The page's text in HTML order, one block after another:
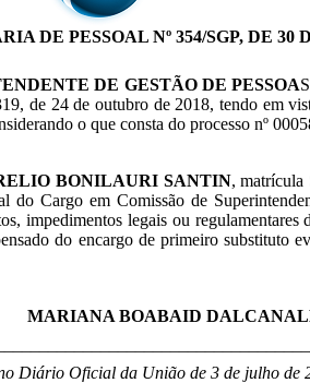
DE PESSOAL Nº 354/SGP, DE 30
DE GESTÃO DE PESSOA
de 24 de outubro de 2018, tendo em
o que consta do processo nº
BONILAURI SANTIN, matrícula
do Cargo em Comissão de
impedimentos legais ou
do encargo de primeiro substituto
MARIANA BOABAID
Diário Oficial da União de 3 de julhode